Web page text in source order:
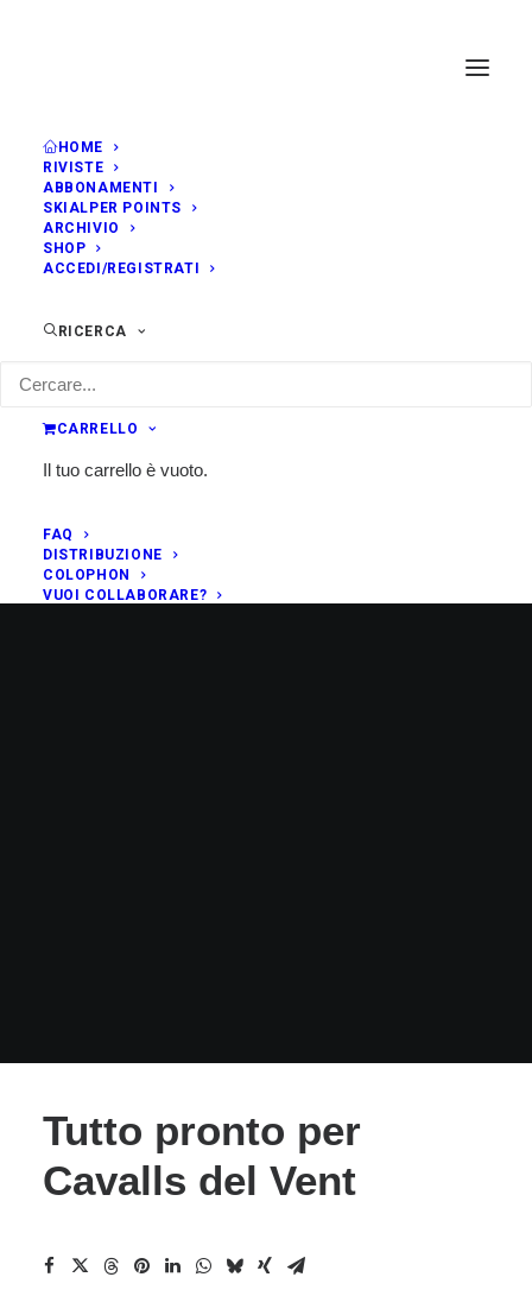
HOME
RIVISTE
ABBONAMENTI
SKIALPER POINTS
ARCHIVIO
SHOP
ACCEDI/REGISTRATI
RICERCA
CARRELLO
Il tuo carrello è vuoto.
FAQ
DISTRIBUZIONE
COLOPHON
VUOI COLLABORARE?
Tutto pronto per
Cavalls del Vent